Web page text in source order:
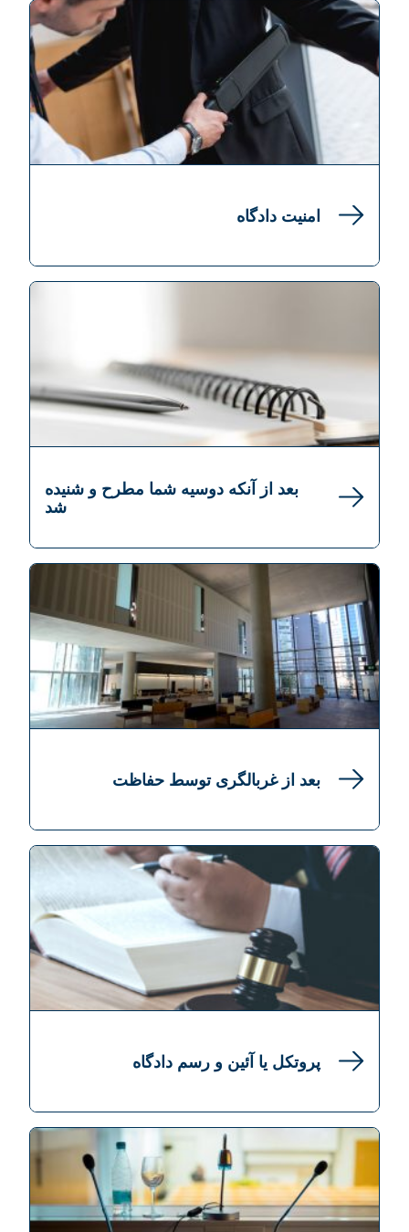
امنیت دادگاه
بعد از آنکه دوسیه شما مطرح و شنیده
شد
بعد از غربالگری توسط حفاظت
پروتکل یا آئین و رسم دادگاه